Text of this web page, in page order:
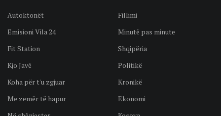
Autoktonët
Emisioni Vila 24
Fit Station
Kjo Javë
Koha për t'u zgjuar
Me zemër të hapur
Fillimi
Minutë pas minute
Shqipëria
Politikë
Kronikë
Ekonomi